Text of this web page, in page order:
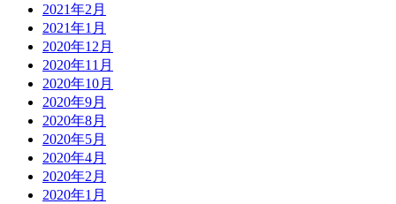
2021年2月
2021年1月
2020年12月
2020年11月
2020年10月
2020年9月
2020年8月
2020年5月
2020年4月
2020年2月
2020年1月